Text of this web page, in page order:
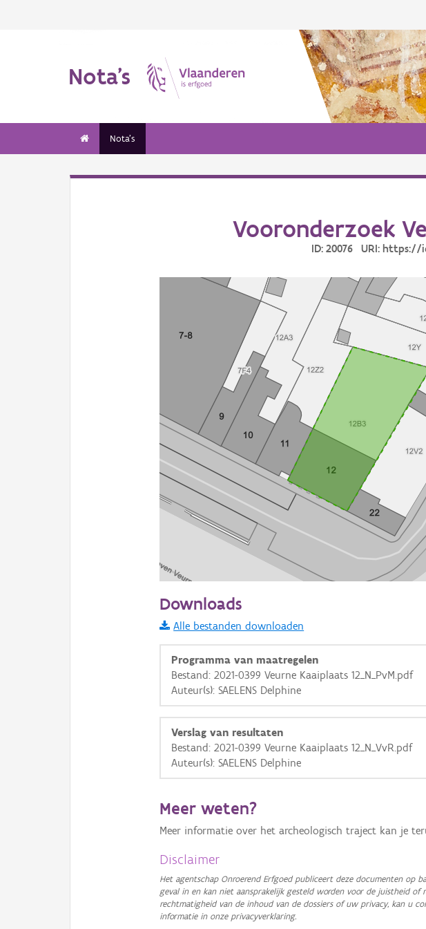
Nota's
Nota's
Vooronderzoek
ID: 20076 URI:
Informatie Vlaanderen
i
+ −
OSM-Basiskaart
GRB-Basiskaart in grijswaarden
Downloads
Alle bestanden downloaden
Programma van maatregelen
Bestand: 2021-0399 Veurne Kaaiplaats 12_N_PvM.pdf
Auteur(s): SAELENS Delphine
Verslag van resultaten
Bestand: 2021-0399 Veurne Kaaiplaats 12_N_VvR.pdf
Auteur(s): SAELENS Delphine
Meer weten?
Meer informatie over het archeologisch traject kan je
Disclaimer
Het agentschap Onroerend Erfgoed publiceert deze documenten op
geval in en kan niet aansprakelijk gesteld worden voor de juistheid
rechtmatigheid van de inhoud van de dossiers of uw privacy, kan u
informatie in onze privacyverklaring.